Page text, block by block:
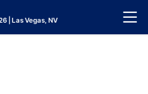
| Las Vegas, NV